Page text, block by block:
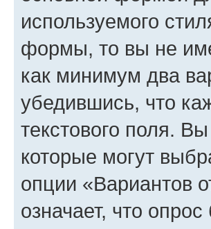
используемого
формы, то вы не
как минимум два
убедившись, что
текстового поля.
которые могут
опции «Вариантов
означает, что